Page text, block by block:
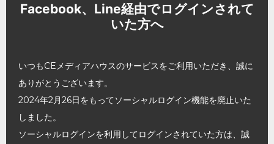
Facebook、Line経由でログインされて
いた方へ
いつもCEメディアハウスのサービスをご利用いただき、誠に
ありがとうございます。
2024年2月26日をもってソーシャルログイン機能を廃止いた
しました。
ソーシャルログインを利用してログインされていた方は、誠